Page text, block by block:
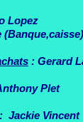
Lopez
: Gerard
Plet
: Jackie Vincent